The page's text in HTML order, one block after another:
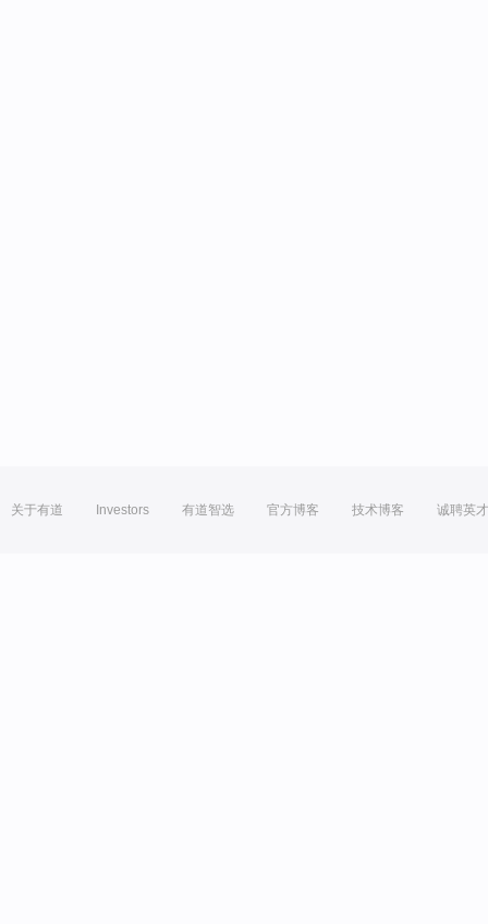
关于有道 Investors 有道智选 官方博客 技术博客 诚聘英才